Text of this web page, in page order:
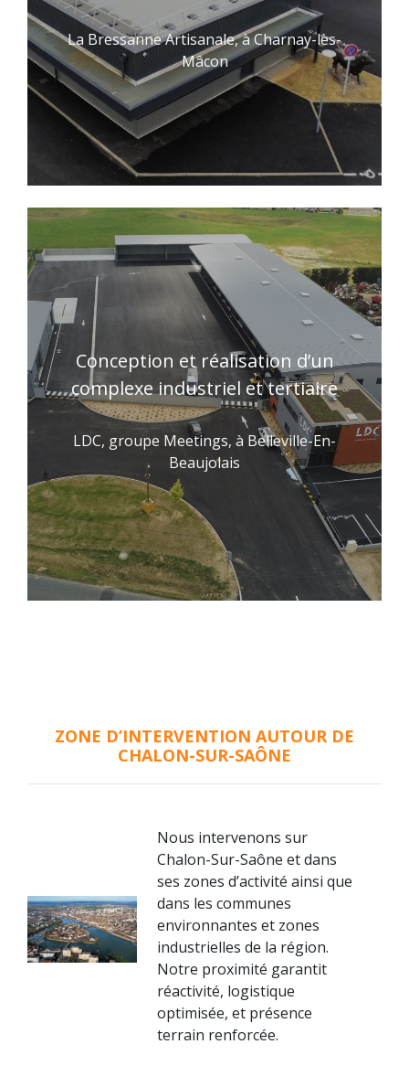
La Bressanne Artisanale, à Charnay-lès-
Mâcon
Conception et réalisation d’un
complexe industriel et tertiaire
LDC, groupe Meetings, à Belleville-En-
Beaujolais
ZONE D’INTERVENTION AUTOUR DE
CHALON-SUR-SAÔNE
Nous intervenons sur
Chalon-Sur-Saône et dans
ses zones d’activité ainsi que
dans les communes
environnantes et zones
industrielles de la région.
Notre proximité garantit
réactivité, logistique
optimisée, et présence
terrain renforcée.